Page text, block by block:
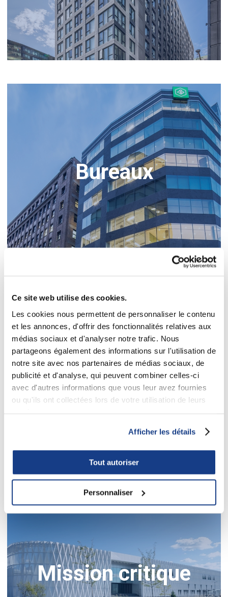
Ce site web utilise des cookies.
Les cookies nous permettent de personnaliser le contenu
et les annonces, d'offrir des fonctionnalités relatives aux
médias sociaux et d'analyser notre trafic. Nous
partageons également des informations sur l'utilisation de
notre site avec nos partenaires de médias sociaux, de
publicité et d'analyse, qui peuvent combiner celles-ci
avec d'autres informations que vous leur avez fournies
ou qu'ils ont collectées lors de votre utilisation de leurs
Afficher les détails
Tout autoriser
Personnaliser
Bureaux
Commerce de détail
Mission critique